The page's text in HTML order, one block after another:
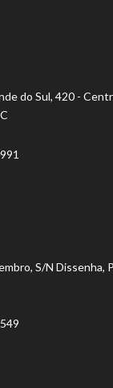
do Sul, 420 -
S/N Dissenha,